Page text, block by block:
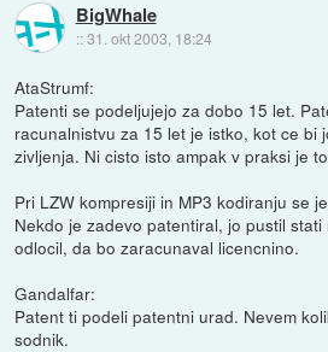
BigWhale
::31. okt 2003, 18:24
AtaStrumf:
Patenti se podeljujejo za dobo 15 let.
racunalnistvu za 15 let je istko, kot ce bi
zivljenja. Ni cisto isto ampak v praksi je
Pri LZW kompresiji in MP3 kodiranju se
Nekdo je zadevo patentiral, jo pustil
odlocil, da bo zaracunaval licencnino.
Gandalfar:
Patent ti podeli patentni urad. Nevem
sodnik.